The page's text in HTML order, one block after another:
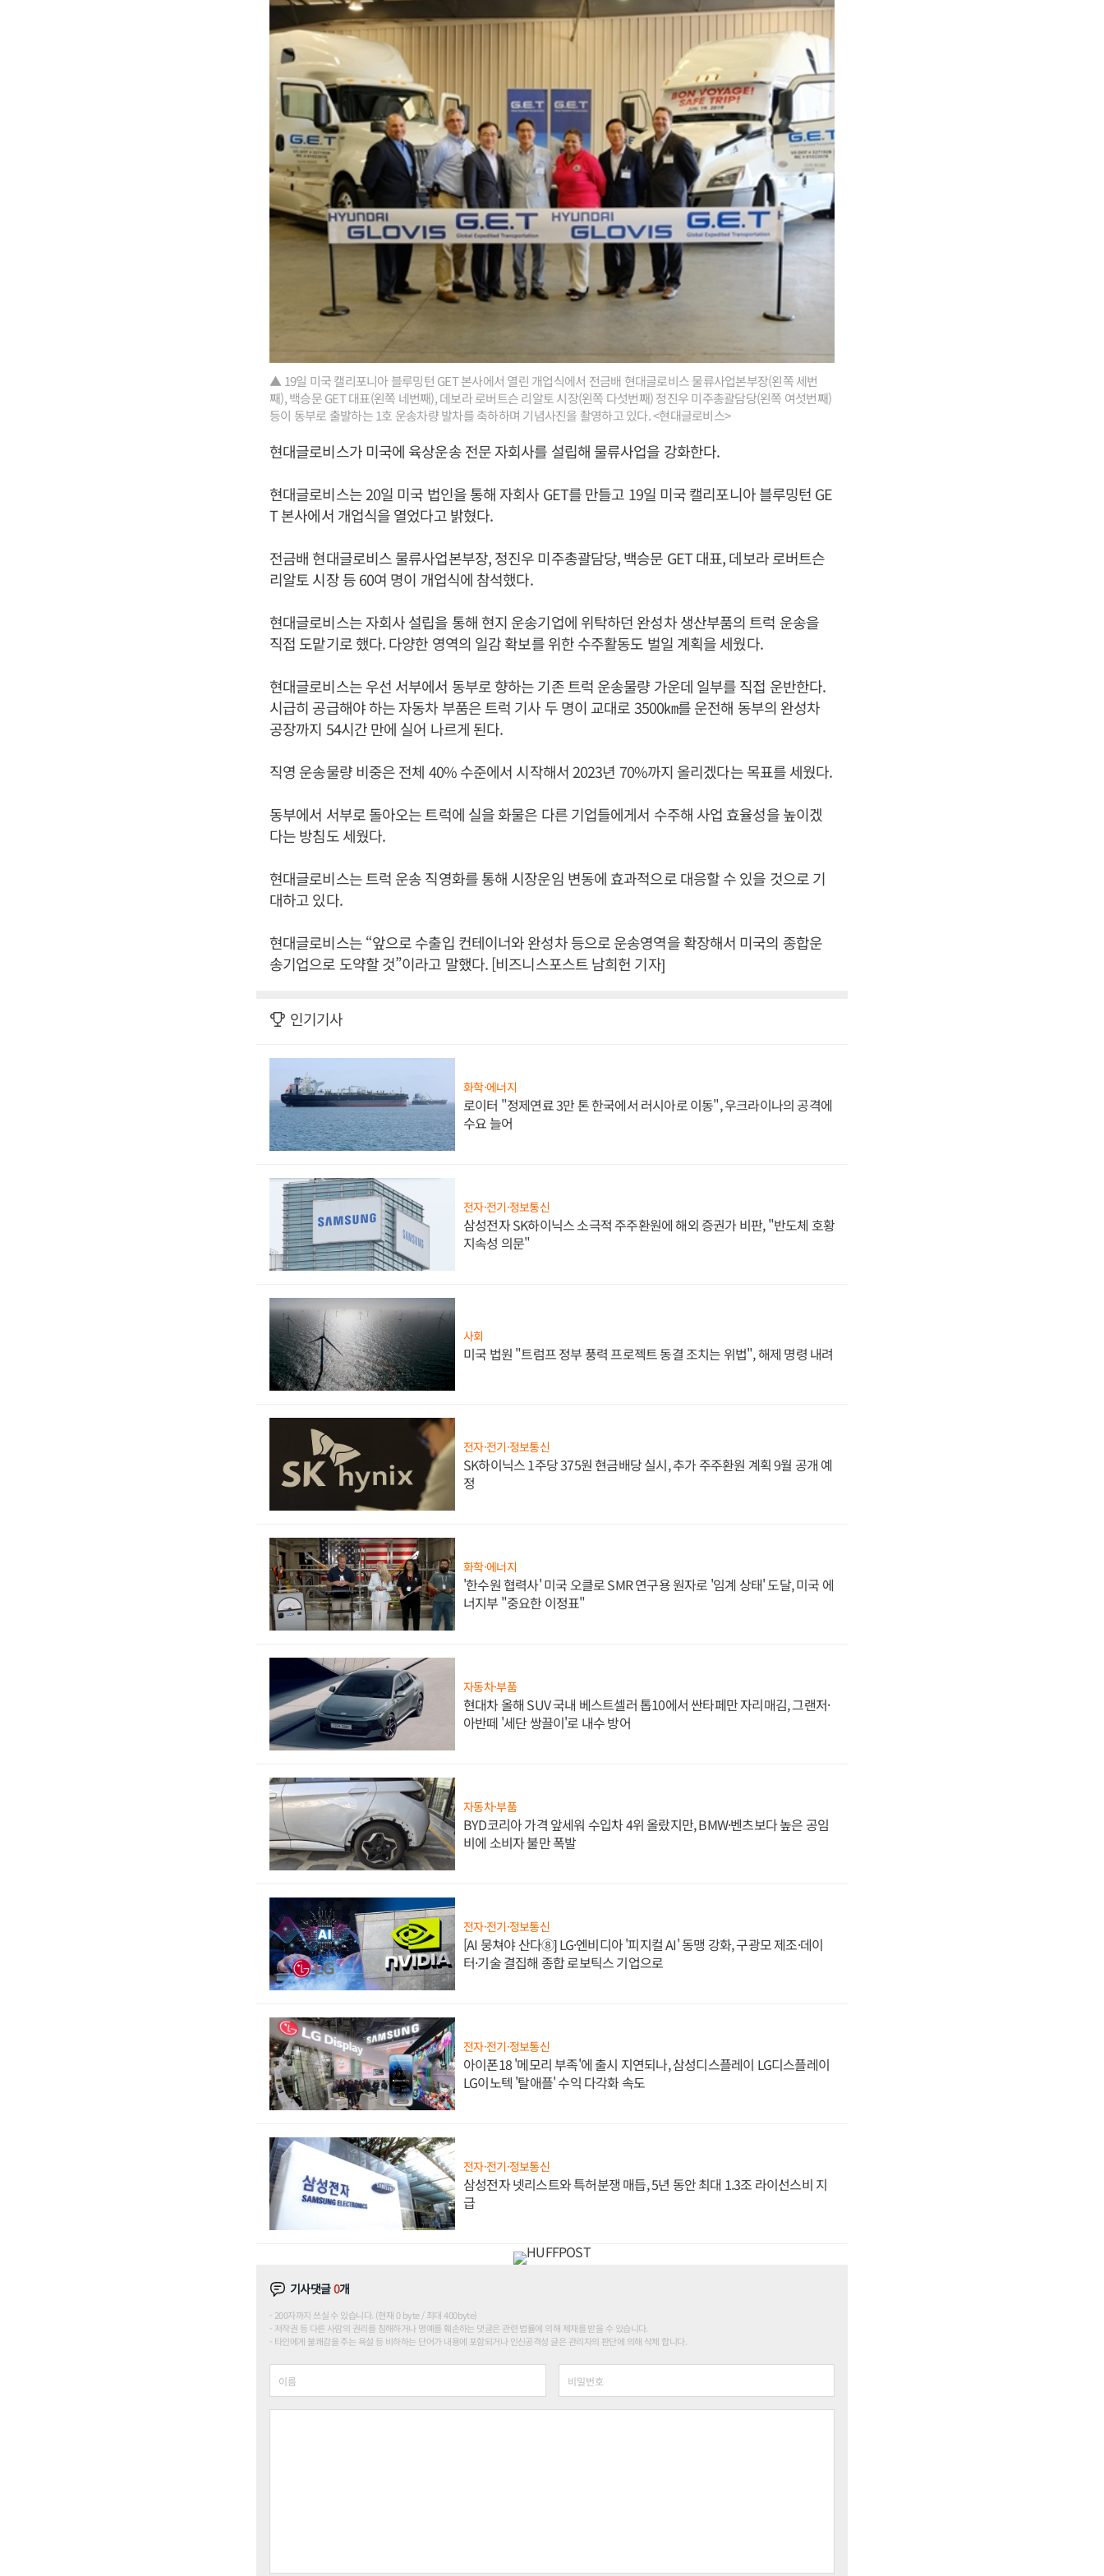
▲ 19일 미국 캘리포니아 블루밍턴 GET 본사에서 열린 개업식에서 전금배 현대글로비스 물류사업본부장(왼쪽 세번
째), 백승문 GET 대표(왼쪽 네번째), 데보라 로버트슨 리알토 시장(왼쪽 다섯번째) 정진우 미주총괄담당(왼쪽 여섯번째)
등이 동부로 출발하는 1호 운송차량 발차를 축하하며 기념사진을 촬영하고 있다. <현대글로비스>
현대글로비스가 미국에 육상운송 전문 자회사를 설립해 물류사업을 강화한다.
현대글로비스는 20일 미국 법인을 통해 자회사 GET를 만들고 19일 미국 캘리포니아 블루밍턴 GE
T 본사에서 개업식을 열었다고 밝혔다.
전금배 현대글로비스 물류사업본부장, 정진우 미주총괄담당, 백승문 GET 대표, 데보라 로버트슨
리알토 시장 등 60여 명이 개업식에 참석했다.
현대글로비스는 자회사 설립을 통해 현지 운송기업에 위탁하던 완성차 생산부품의 트럭 운송을
직접 도맡기로 했다. 다양한 영역의 일감 확보를 위한 수주활동도 벌일 계획을 세웠다.
현대글로비스는 우선 서부에서 동부로 향하는 기존 트럭 운송물량 가운데 일부를 직접 운반한다.
시급히 공급해야 하는 자동차 부품은 트럭 기사 두 명이 교대로 3500㎞를 운전해 동부의 완성차
공장까지 54시간 만에 실어 나르게 된다.
직영 운송물량 비중은 전체 40% 수준에서 시작해서 2023년 70%까지 올리겠다는 목표를 세웠다.
동부에서 서부로 돌아오는 트럭에 실을 화물은 다른 기업들에게서 수주해 사업 효율성을 높이겠
다는 방침도 세웠다.
현대글로비스는 트럭 운송 직영화를 통해 시장운임 변동에 효과적으로 대응할 수 있을 것으로 기
대하고 있다.
현대글로비스는 “앞으로 수출입 컨테이너와 완성차 등으로 운송영역을 확장해서 미국의 종합운
송기업으로 도약할 것”이라고 말했다. [비즈니스포스트 남희헌 기자]
인기기사
화학·에너지
로이터 "정제연료 3만 톤 한국에서 러시아로 이동", 우크라이나의 공격에
수요 늘어
전자·전기·정보통신
삼성전자 SK하이닉스 소극적 주주환원에 해외 증권가 비판, "반도체 호황
지속성 의문"
사회
미국 법원 "트럼프 정부 풍력 프로젝트 동결 조치는 위법", 해제 명령 내려
전자·전기·정보통신
SK하이닉스 1주당 375원 현금배당 실시, 추가 주주환원 계획 9월 공개 예
정
화학·에너지
'한수원 협력사' 미국 오클로 SMR 연구용 원자로 '임계 상태' 도달, 미국 에
너지부 "중요한 이정표"
자동차·부품
현대차 올해 SUV 국내 베스트셀러 톱10에서 싼타페만 자리매김, 그랜저·
아반떼 '세단 쌍끌이'로 내수 방어
자동차·부품
BYD코리아 가격 앞세워 수입차 4위 올랐지만, BMW·벤츠보다 높은 공임
비에 소비자 불만 폭발
전자·전기·정보통신
[AI 뭉쳐야 산다⑧] LG·엔비디아 '피지컬 AI' 동맹 강화, 구광모 제조·데이
터·기술 결집해 종합 로보틱스 기업으로
전자·전기·정보통신
아이폰18 '메모리 부족'에 출시 지연되나, 삼성디스플레이 LG디스플레이
LG이노텍 '탈애플' 수익 다각화 속도
전자·전기·정보통신
삼성전자 넷리스트와 특허분쟁 매듭, 5년 동안 최대 1.3조 라이선스비 지
급
기사댓글0개
200자까지 쓰실 수 있습니다. (현재 0 byte / 최대 400byte)
저작권 등 다른 사람의 권리를 침해하거나 명예를 훼손하는 댓글은 관련 법률에 의해 제재를 받을 수 있습니다.
타인에게 불쾌감을 주는 욕설 등 비하하는 단어가 내용에 포함되거나 인신공격성 글은 관리자의 판단에 의해 삭제 합니다.